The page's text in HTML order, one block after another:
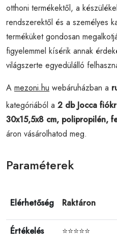
otthoni termékektől, a
rendszerektől és a személyes
terméküket gondosan
figyelemmel kísérik annak
világszerte egyedülálló
A mezoni.hu webáruházban a
kategóriából a 2 db Jocca
30x15,5x8 cm, polipropilén,
áron vásárolhatod meg.
Paraméterek
Elérhetőség Raktáron
Értékelés ⭐⭐⭐⭐⭐